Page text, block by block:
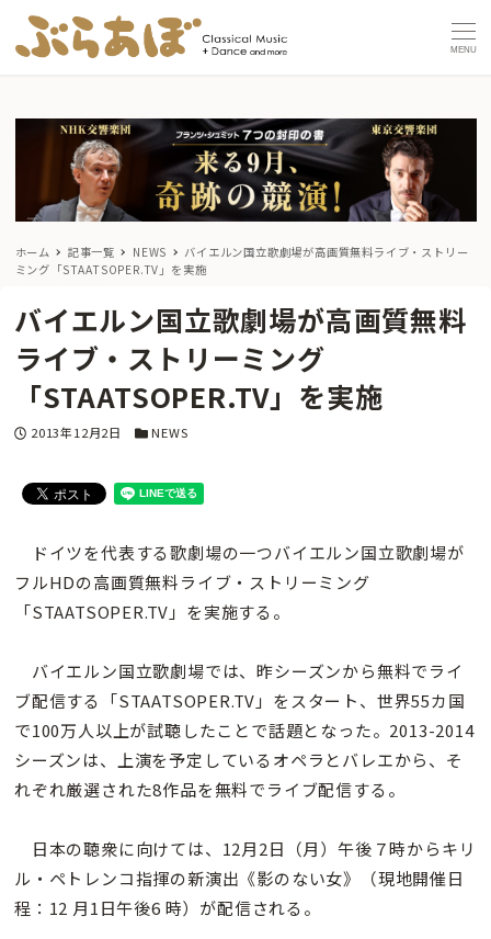
MENU
ホーム 記事一覧 NEWS
バイエルン国立歌劇場が高画質無料ライブ・ストリー
ミング「STAATSOPER.TV」を実施
バイエルン国立歌劇場が高画質無料
ライブ・ストリーミング
「STAATSOPER.TV」を実施
投稿日
2013年12月2日 カテゴリー
NEWS
ドイツを代表する歌劇場の一つバイエルン国立歌劇場が
フルHDの高画質無料ライブ・ストリーミング
「STAATSOPER.TV」を実施する。
バイエルン国立歌劇場では、昨シーズンから無料でライ
ブ配信する「STAATSOPER.TV」をスタート、世界55カ国
で100万人以上が試聴したことで話題となった。2013-2014
シーズンは、上演を予定しているオペラとバレエから、そ
れぞれ厳選された8作品を無料でライブ配信する。
日本の聴衆に向けては、12月2日（月）午後７時からキリ
ル・ペトレンコ指揮の新演出《影のない女》（現地開催日
程：12 月1日午後6 時）が配信される。